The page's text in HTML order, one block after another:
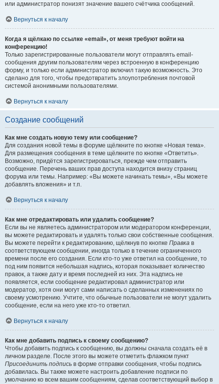
или администратор понизят значение вашего счётчика сообщений.
Вернуться к началу
Когда я щёлкаю по ссылке «email», от меня требуют войти на
конференцию!
Только зарегистрированные пользователи могут отправлять email-
сообщения другим пользователям через встроенную в конференцию
форму, и только если администратор включил такую возможность. Это
сделано для того, чтобы предотвратить злоупотребления почтовой
системой анонимными пользователями.
Вернуться к началу
Создание сообщений
Как мне создать новую тему или сообщение?
Для создания новой темы в форуме щёлкните по кнопке «Новая тема».
Для размещения сообщения в теме щёлкните по кнопке «Ответить».
Возможно, придётся зарегистрироваться, прежде чем отправить
сообщение. Перечень ваших прав доступа находится внизу страниц
форума или темы. Например: «Вы можете начинать темы», «Вы можете
добавлять вложения» и т.п.
Вернуться к началу
Как мне отредактировать или удалить сообщение?
Если вы не являетесь администратором или модератором конференции,
вы можете редактировать и удалять только свои собственные сообщения.
Вы можете перейти к редактированию, щёлкнув по кнопке Правка в
соответствующем сообщении, иногда только в течение ограниченного
времени после его создания. Если кто-то уже ответил на сообщение, то
под ним появится небольшая надпись, которая показывает количество
правок, а также дату и время последней из них. Эта надпись не
появляется, если сообщение редактировал администратор или
модератор, хотя они могут сами написать о сделанных изменениях по
своему усмотрению. Учтите, что обычные пользователи не могут удалить
сообщение, если на него уже кто-то ответил.
Вернуться к началу
Как мне добавить подпись к своему сообщению?
Чтобы добавить подпись к сообщению, вы должны сначала создать её в
личном разделе. После этого вы можете отметить флажком пункт
Присоединить подпись в форме отправки сообщения, чтобы подпись
добавилась. Вы также можете настроить добавление подписи по
умолчанию ко всем вашим сообщениям, сделав соответствующий выбор в